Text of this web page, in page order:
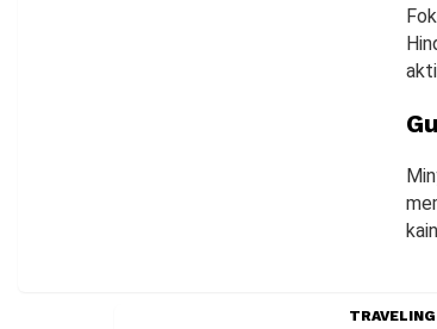
TRAVELING